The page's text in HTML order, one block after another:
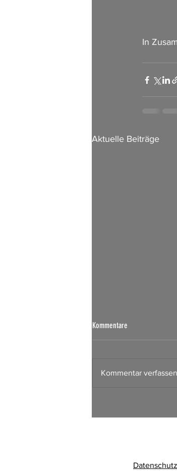
In
Aktuelle Beiträge
Börsen Radar 06.08.2026
Kommentare
Kommentar
Datenschutz